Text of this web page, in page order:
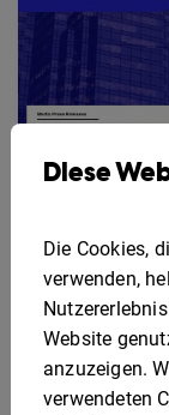
Vorlage für
Diese
Die Cookies,
verwenden,
Website
anzuzeigen.
verwendeten